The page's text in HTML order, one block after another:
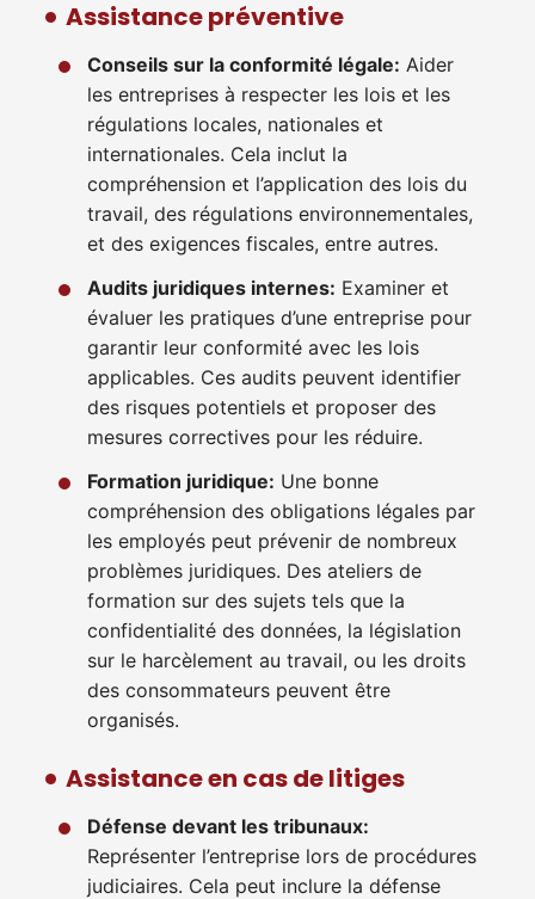
Assistance préventive
Conseils sur la conformité légale: Aider
les entreprises à respecter les lois et les
régulations locales, nationales et
internationales. Cela inclut la
compréhension et l’application des lois du
travail, des régulations environnementales,
et des exigences fiscales, entre autres.
Audits juridiques internes: Examiner et
évaluer les pratiques d’une entreprise pour
garantir leur conformité avec les lois
applicables. Ces audits peuvent identifier
des risques potentiels et proposer des
mesures correctives pour les réduire.
Formation juridique: Une bonne
compréhension des obligations légales par
les employés peut prévenir de nombreux
problèmes juridiques. Des ateliers de
formation sur des sujets tels que la
confidentialité des données, la législation
sur le harcèlement au travail, ou les droits
des consommateurs peuvent être
organisés.
Assistance en cas de litiges
Défense devant les tribunaux:
Représenter l’entreprise lors de procédures
judiciaires. Cela peut inclure la défense